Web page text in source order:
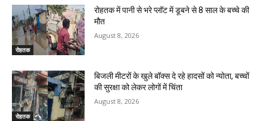
रोहतक
रोहतक में पानी से भरे प्लॉट में डूबने से 8 साल के बच्चे की
मौत
August 8, 2026
रोहतक
बिजली मीटरों के खुले बॉक्स दे रहे हादसों को न्योता, बच्चों
की सुरक्षा को लेकर लोगों में चिंता
August 8, 2026